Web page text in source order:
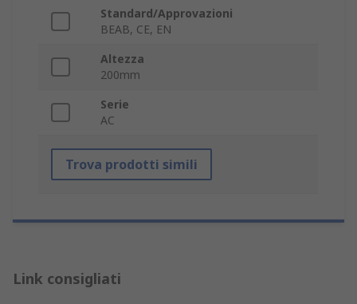
Standard/Approvazioni
BEAB, CE, EN
Altezza
200mm
Serie
AC
Trova prodotti simili
Link consigliati